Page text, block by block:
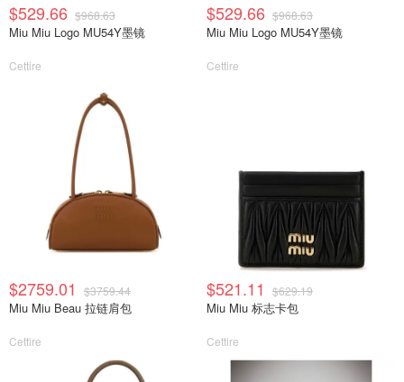
$529.66 $968.63
Miu Miu Logo MU54Y墨镜
Cettire
$529.66 $968.63
Miu Miu Logo MU54Y墨镜
Cettire
$2759.01 $3759.44
Miu Miu Beau 拉链肩包
Cettire
$521.11 $629.19
Miu Miu 标志卡包
Cettire